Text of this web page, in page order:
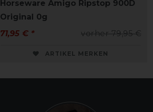
Horseware Amigo Ripstop 900D
Original 0g
vorher 79,95 €
71,95 € *
ARTIKEL MERKEN